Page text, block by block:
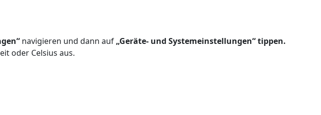
navigieren und dann auf „Geräte- und Systemeinstellungen“ tippen.
oder Celsius aus.